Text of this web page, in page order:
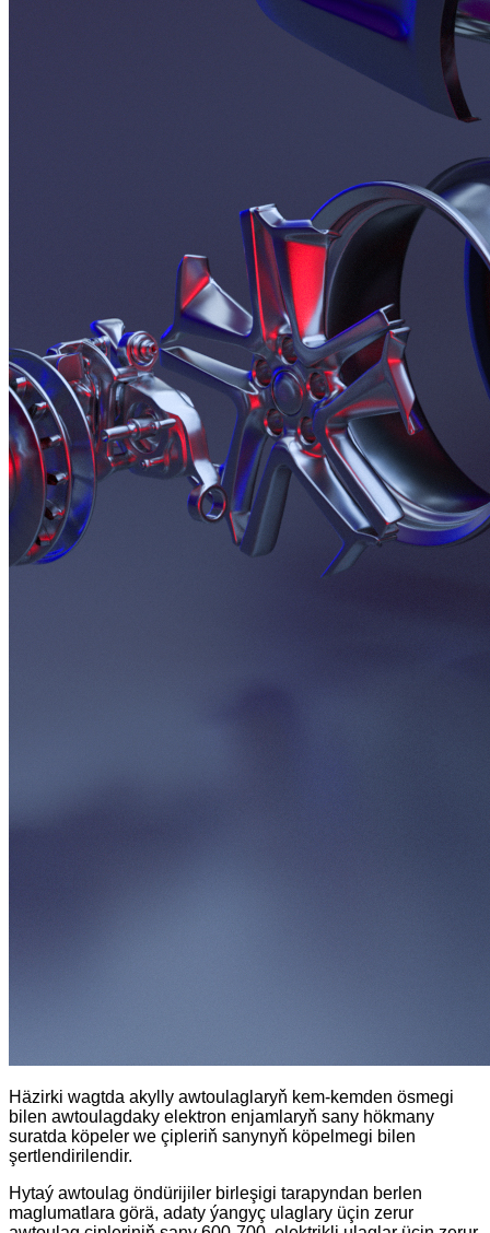
Häzirki wagtda akylly awtoulaglaryň kem-kemden ösmegi
bilen awtoulagdaky elektron enjamlaryň sany hökmany
suratda köpeler we çipleriň sanynyň köpelmegi bilen
şertlendirilendir.
Hytaý awtoulag öndürijiler birleşigi tarapyndan berlen
maglumatlara görä, adaty ýangyç ulaglary üçin zerur